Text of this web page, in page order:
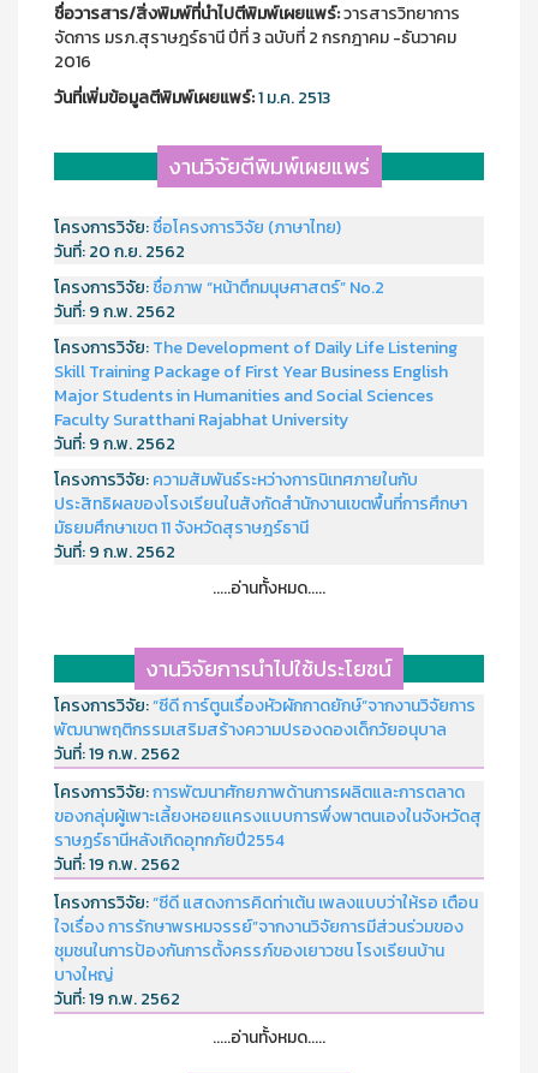
ชื่อวารสาร/สิ่งพิมพ์ที่นำไปตีพิมพ์เผยแพร์:วารสารวิทยาการ
จัดการ มรภ.สุราษฎร์ธานี ปีที่ 3 ฉบับที่ 2 กรกฎาคม -ธันวาคม
2016
วันที่เพิ่มข้อมูลตีพิมพ์เผยแพร์:1 ม.ค. 2513
งานวิจัยตีพิมพ์เผยแพร่
โครงการวิจัย:ชื่อโครงการวิจัย (ภาษาไทย)
วันที่:20 ก.ย. 2562
โครงการวิจัย:ชื่อภาพ “หน้าตึกมนุษศาสตร์” No.2
วันที่:9 ก.พ. 2562
โครงการวิจัย:The Development of Daily Life Listening
Skill Training Package of First Year Business English
Major Students in Humanities and Social Sciences
Faculty Suratthani Rajabhat University
วันที่:9 ก.พ. 2562
โครงการวิจัย:ความสัมพันธ์ระหว่างการนิเทศภายในกับ
ประสิทธิผลของโรงเรียนในสังกัดสำนักงานเขตพื้นที่การศึกษา
มัธยมศึกษาเขต 11 จังหวัดสุราษฎร์ธานี
วันที่:9 ก.พ. 2562
.....อ่านทั้งหมด.....
งานวิจัยการนำไปใช้ประโยชน์
โครงการวิจัย:“ซีดี การ์ตูนเรื่องหัวผักกาดยักษ์”จากงานวิจัยการ
พัฒนาพฤติกรรมเสริมสร้างความปรองดองเด็กวัยอนุบาล
วันที่:19 ก.พ. 2562
โครงการวิจัย:การพัฒนาศักยภาพด้านการผลิตและการตลาด
ของกลุ่มผู้เพาะเลี้ยงหอยแครงแบบการพึ่งพาตนเองในจังหวัดสุ
ราษฏร์ธานีหลังเกิดอุทกภัยปี2554
วันที่:19 ก.พ. 2562
โครงการวิจัย:“ซีดี แสดงการคิดท่าเต้น เพลงแบบว่าให้รอ เตือน
ใจเรื่อง การรักษาพรหมจรรย์”จากงานวิจัยการมีส่วนร่วมของ
ชุมชนในการป้องกันการตั้งครรภ์ของเยาวชน โรงเรียนบ้าน
บางใหญ่
วันที่:19 ก.พ. 2562
.....อ่านทั้งหมด.....